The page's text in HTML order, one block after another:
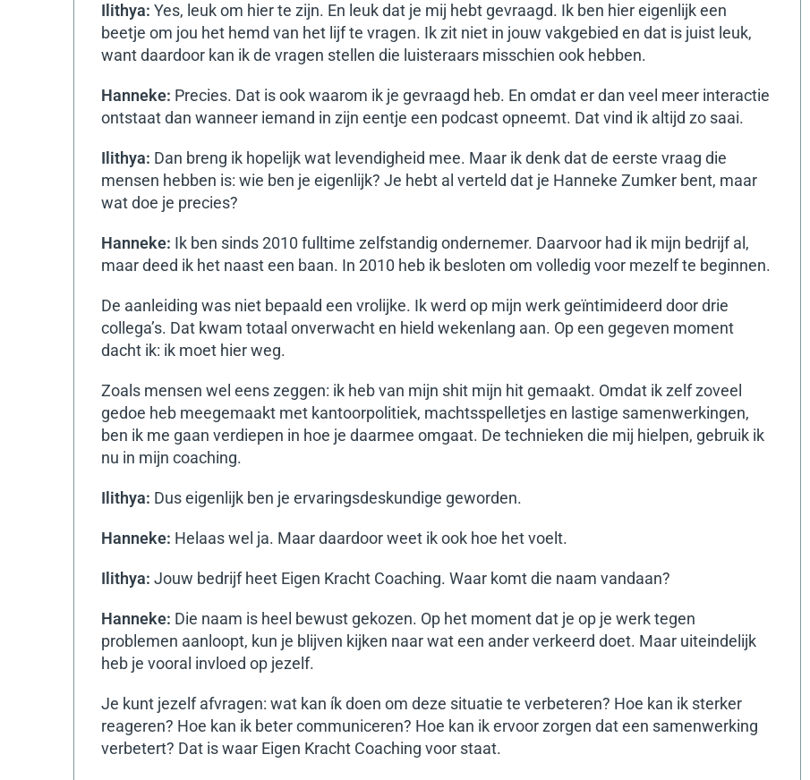
Ilithya: Yes, leuk om hier te zijn. En leuk dat je mij hebt gevraagd. Ik ben hier eigenlijk een
beetje om jou het hemd van het lijf te vragen. Ik zit niet in jouw vakgebied en dat is juist leuk,
want daardoor kan ik de vragen stellen die luisteraars misschien ook hebben.
Hanneke: Precies. Dat is ook waarom ik je gevraagd heb. En omdat er dan veel meer interactie
ontstaat dan wanneer iemand in zijn eentje een podcast opneemt. Dat vind ik altijd zo saai.
Ilithya: Dan breng ik hopelijk wat levendigheid mee. Maar ik denk dat de eerste vraag die
mensen hebben is: wie ben je eigenlijk? Je hebt al verteld dat je Hanneke Zumker bent, maar
wat doe je precies?
Hanneke: Ik ben sinds 2010 fulltime zelfstandig ondernemer. Daarvoor had ik mijn bedrijf al,
maar deed ik het naast een baan. In 2010 heb ik besloten om volledig voor mezelf te beginnen.
De aanleiding was niet bepaald een vrolijke. Ik werd op mijn werk geïntimideerd door drie
collega’s. Dat kwam totaal onverwacht en hield wekenlang aan. Op een gegeven moment
dacht ik: ik moet hier weg.
Zoals mensen wel eens zeggen: ik heb van mijn shit mijn hit gemaakt. Omdat ik zelf zoveel
gedoe heb meegemaakt met kantoorpolitiek, machtsspelletjes en lastige samenwerkingen,
ben ik me gaan verdiepen in hoe je daarmee omgaat. De technieken die mij hielpen, gebruik ik
nu in mijn coaching.
Ilithya: Dus eigenlijk ben je ervaringsdeskundige geworden.
Hanneke: Helaas wel ja. Maar daardoor weet ik ook hoe het voelt.
Ilithya: Jouw bedrijf heet Eigen Kracht Coaching. Waar komt die naam vandaan?
Hanneke: Die naam is heel bewust gekozen. Op het moment dat je op je werk tegen
problemen aanloopt, kun je blijven kijken naar wat een ander verkeerd doet. Maar uiteindelijk
heb je vooral invloed op jezelf.
Je kunt jezelf afvragen: wat kan ík doen om deze situatie te verbeteren? Hoe kan ik sterker
reageren? Hoe kan ik beter communiceren? Hoe kan ik ervoor zorgen dat een samenwerking
verbetert? Dat is waar Eigen Kracht Coaching voor staat.